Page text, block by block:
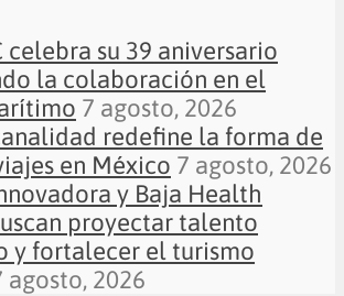
celebra su 39 aniversario
la colaboración en el
7 agosto, 2026
redefine la forma de
en México 7 agosto, 2026
y Baja Health
proyectar talento
y fortalecer el turismo
agosto, 2026